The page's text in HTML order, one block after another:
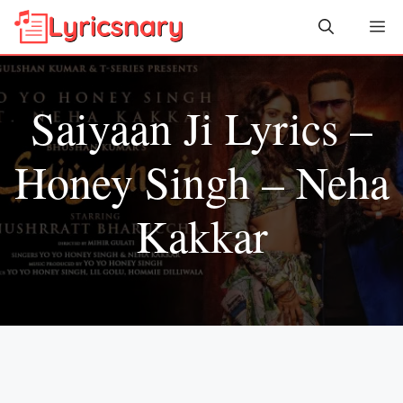
Skip
content
Saiyaan Ji Lyrics –
Honey Singh – Neha
Kakkar